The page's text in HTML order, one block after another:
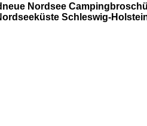
Nordsee
Schleswig-